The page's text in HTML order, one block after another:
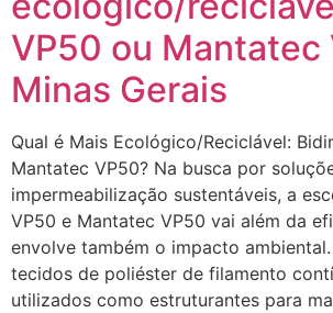
VP50 ou Mantatec
Minas Gerais
Qual é Mais Ecológico/Reciclável:
Mantatec VP50? Na busca por
impermeabilização sustentáveis, a
VP50 e Mantatec VP50 vai além da
envolve também o impacto
tecidos de poliéster de filamento
utilizados como estruturantes para